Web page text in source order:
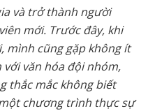
và trở thành người
mới. Trước đây, khi
mình cũng gặp không ít
văn hóa đội nhóm,
thắc mắc không biết
chương trình thực sự